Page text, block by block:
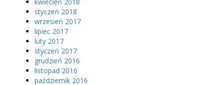
styczeń 2018
wrzesień 2017
lipiec 2017
luty 2017
styczeń 2017
grudzień 2016
listopad 2016
październik 2016